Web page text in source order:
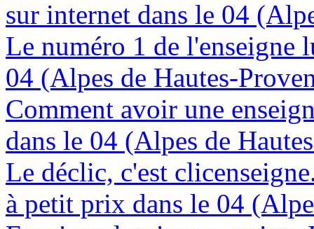
sur internet dans le 04
Le numéro 1 de l'enseigne
04 (Alpes de Hautes-
Comment avoir une
dans le 04 (Alpes de
Le déclic, c'est
à petit prix dans le 04